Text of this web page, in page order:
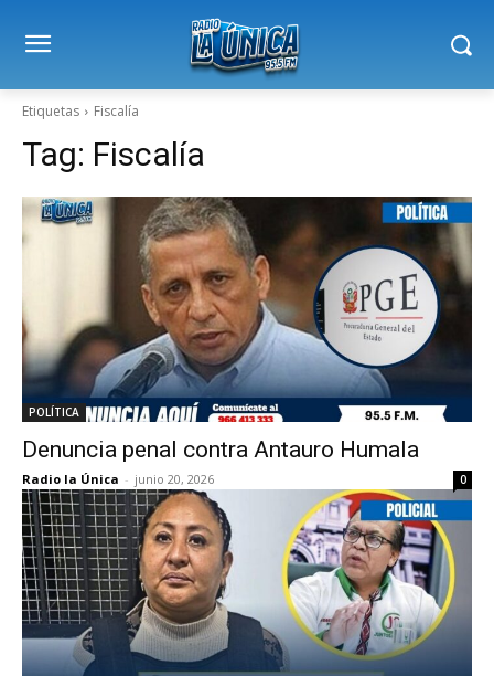
Etiquetas Fiscalía
Tag: Fiscalía
POLÍTICA
Denuncia penal contra Antauro Humala
Radio la Única - junio 20, 2026 0